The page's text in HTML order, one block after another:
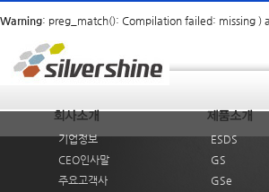
Warning: preg_match(): Compilation failed: missing )
기업정보
CEO인사말
주요고객사
ESDS
GS
GSe